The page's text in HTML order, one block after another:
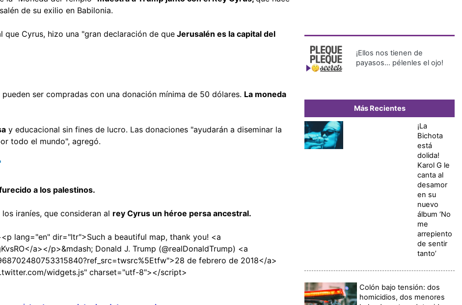
de su exilio en Babilonia.
Cyrus, hizo una "gran declaración de queJerusalén es la capital del
ser compradas con una donación mínima de 50 dólares. La moneda
y educacional sin fines de lucro. Las donaciones "ayudarán a diseminar la
todo el mundo", agregó.
a los palestinos.
iraníes, que consideran al rey Cyrus un héroe persa ancestral.
lang="en" dir="ltr">Such a beautiful map, thank you! <a
a></p>&mdash; Donald J. Trump (@realDonaldTrump) <a
de febrero de 2018</a>
widgets.js" charset="utf-8"></script>
¡Ellos nos tienen de
payasos… pélenles el ojo!
Más Recientes
¡La
Bichota
está
dolida!
Karol G le
canta al
desamor
en su
nuevo
álbum ‘No
me
arrepiento
de sentir
tanto’
Colón bajo tensión: dos
homicidios, dos menores